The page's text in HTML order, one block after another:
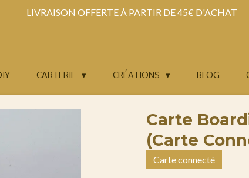
LIVRAISON OFFERTE À PARTIR DE 45€ D'ACHAT
CARTERIE CRÉATIONS BLOG
Carte
(Carte
Carte connecté